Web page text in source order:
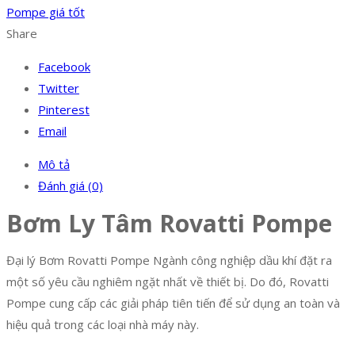
Pompe giá tốt
Share
Facebook
Twitter
Pinterest
Email
Mô tả
Đánh giá (0)
Bơm Ly Tâm Rovatti Pompe
Đại lý Bơm Rovatti Pompe Ngành công nghiệp dầu khí đặt ra
một số yêu cầu nghiêm ngặt nhất về thiết bị. Do đó, Rovatti
Pompe cung cấp các giải pháp tiên tiến để sử dụng an toàn và
hiệu quả trong các loại nhà máy này.